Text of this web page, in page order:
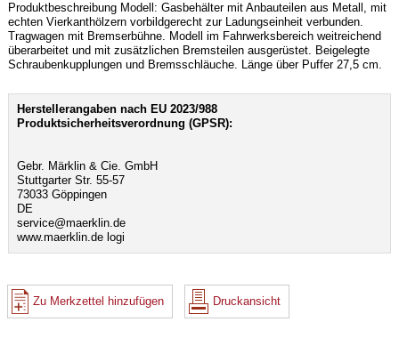
Produktbeschreibung Modell: Gasbehälter mit Anbauteilen aus Metall, mit
echten Vierkanthölzern vorbildgerecht zur Ladungseinheit verbunden.
Tragwagen mit Bremserbühne. Modell im Fahrwerksbereich weitreichend
überarbeitet und mit zusätzlichen Bremsteilen ausgerüstet. Beigelegte
Schraubenkupplungen und Bremsschläuche. Länge über Puffer 27,5 cm.
Herstellerangaben nach EU 2023/988
Produktsicherheitsverordnung (GPSR):
Gebr. Märklin & Cie. GmbH
Stuttgarter Str. 55-57
73033 Göppingen
DE
service@maerklin.de
www.maerklin.de logi
Zu Merkzettel hinzufügen Druckansicht